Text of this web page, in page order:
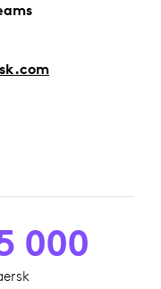
000